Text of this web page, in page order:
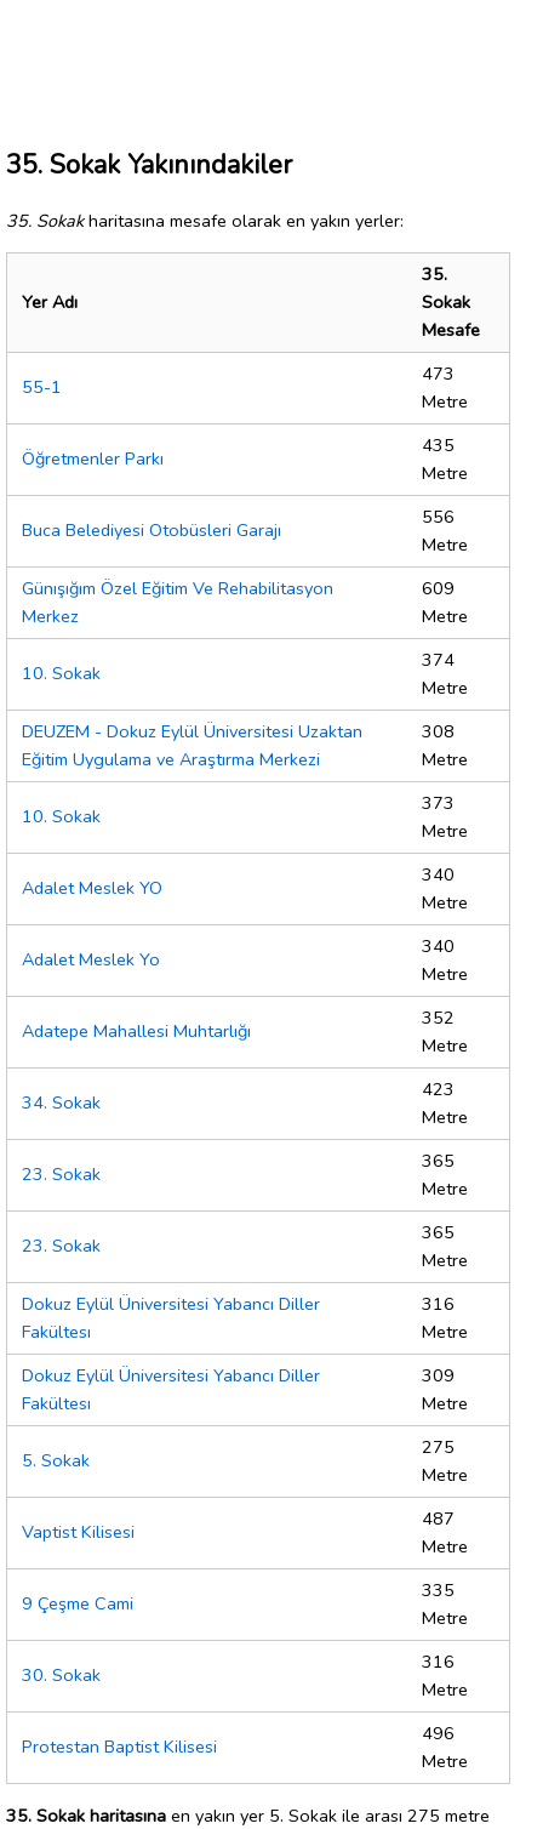
35. Sokak Yakınındakiler
35. Sokakharitasına mesafe olarak en yakın yerler:
Yer Adı
35.
Sokak
Mesafe
55-1
473
Metre
Öğretmenler Parkı
435
Metre
Buca Belediyesi Otobüsleri Garajı
556
Metre
Günışığım Özel Eğitim Ve Rehabilitasyon
Merkez
609
Metre
10. Sokak
374
Metre
DEUZEM - Dokuz Eylül Üniversitesi Uzaktan
Eğitim Uygulama ve Araştırma Merkezi
308
Metre
10. Sokak
373
Metre
Adalet Meslek YO
340
Metre
Adalet Meslek Yo
340
Metre
Adatepe Mahallesi Muhtarlığı
352
Metre
34. Sokak
423
Metre
23. Sokak
365
Metre
23. Sokak
365
Metre
Dokuz Eylül Üniversitesi Yabancı Diller
Fakültesı
316
Metre
Dokuz Eylül Üniversitesi Yabancı Diller
Fakültesı
309
Metre
5. Sokak
275
Metre
Vaptist Kilisesi
487
Metre
9 Çeşme Cami
335
Metre
30. Sokak
316
Metre
Protestan Baptist Kilisesi
496
Metre
35. Sokak haritasına en yakın yer 5. Sokak ile arası 275 metre